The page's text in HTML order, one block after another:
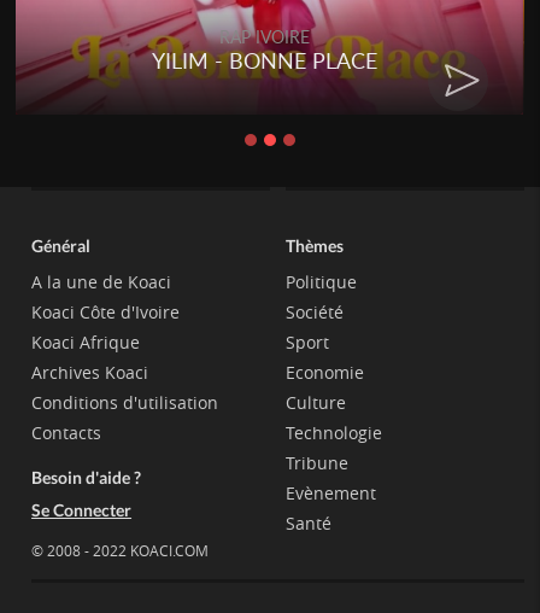
RAP IVOIRE
YILIM - BONNE PLACE
Général
A la une de Koaci
Koaci Côte d'Ivoire
Koaci Afrique
Archives Koaci
Conditions d'utilisation
Contacts
Besoin d'aide ?
Se Connecter
© 2008 - 2022 KOACI.COM
Thèmes
Politique
Société
Sport
Economie
Culture
Technologie
Tribune
Evènement
Santé